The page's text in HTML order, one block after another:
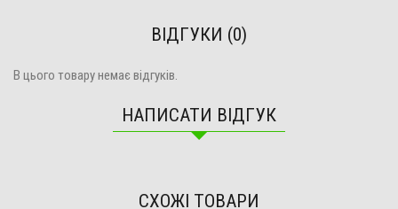
ВІДГУКИ (0)
В цього товару немає відгуків.
НАПИСАТИ ВІДГУК
СХОЖІ ТОВАРИ